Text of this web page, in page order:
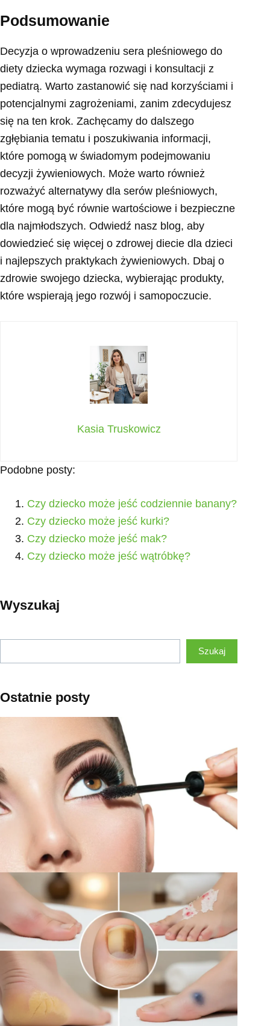
Podsumowanie
Decyzja o wprowadzeniu sera pleśniowego do
diety dziecka wymaga rozwagi i konsultacji z
pediatrą. Warto zastanowić się nad korzyściami i
potencjalnymi zagrożeniami, zanim zdecydujesz
się na ten krok. Zachęcamy do dalszego
zgłębiania tematu i poszukiwania informacji,
które pomogą w świadomym podejmowaniu
decyzji żywieniowych. Może warto również
rozważyć alternatywy dla serów pleśniowych,
które mogą być równie wartościowe i bezpieczne
dla najmłodszych. Odwiedź nasz blog, aby
dowiedzieć się więcej o zdrowej diecie dla dzieci
i najlepszych praktykach żywieniowych. Dbaj o
zdrowie swojego dziecka, wybierając produkty,
które wspierają jego rozwój i samopoczucie.
Kasia Truskowicz
Podobne posty:
Czy dziecko może jeść codziennie banany?
Czy dziecko może jeść kurki?
Czy dziecko może jeść mak?
Czy dziecko może jeść wątróbkę?
Wyszukaj
Szukaj
Ostatnie posty